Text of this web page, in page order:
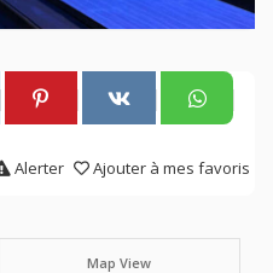
Ajouter à mes favoris
Alerter
Map View